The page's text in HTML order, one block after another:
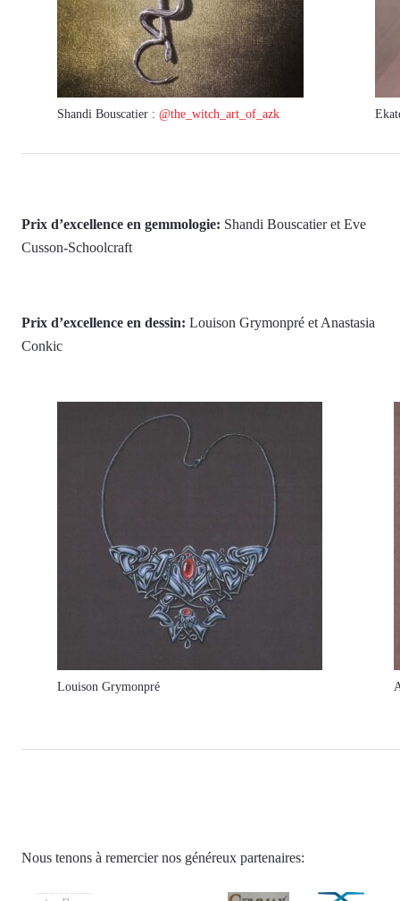
Shandi Bouscatier : @the_witch_art_of_azk
Prix d’excellence en gemmologie: Shandi Bouscatier et Eve
Cusson-Schoolcraft
Prix d’excellence en dessin: Louison Grymonpré et Anastasia
Conkic
Louison Grymonpré
Nous tenons à remercier nos généreux partenaires: